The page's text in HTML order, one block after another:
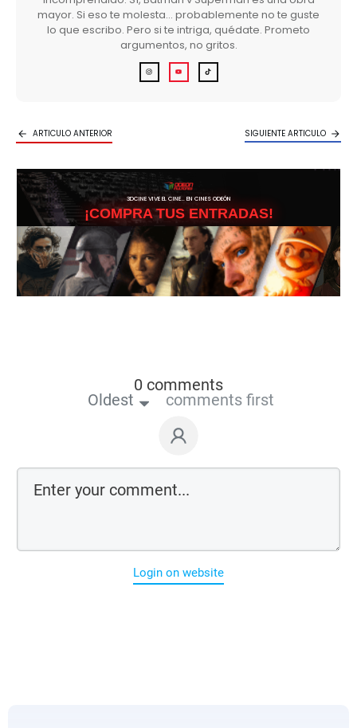
mayor. Si eso te molesta… probablemente no te guste
lo que escribo. Pero si te intriga, quédate. Prometo
argumentos, no gritos.
ARTICULO ANTERIOR SIGUIENTE ARTICULO
3DCINE VIVE EL CINE… EN CINES ODEÓN
¡COMPRA TUS ENTRADAS!
0 comments
Oldest comments first
Login on website